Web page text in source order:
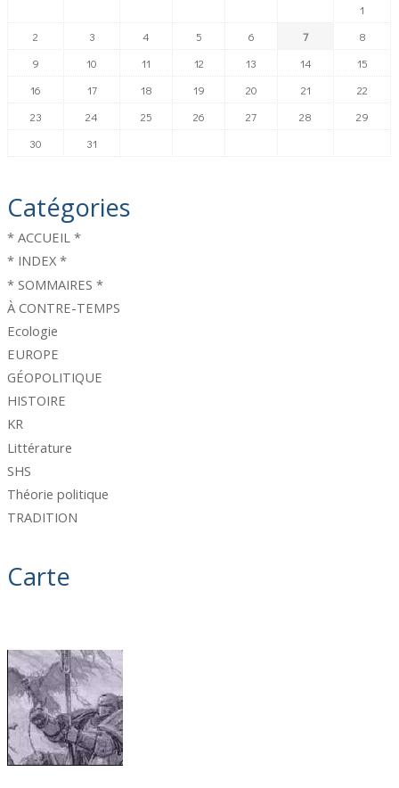
1
2
3 4 5 6 7
8
9
10 11 12 13 14
15
16
17 18 19 20 21
22
23
24 25 26 27 28
29
30
31
Catégories
* ACCUEIL *
* INDEX *
* SOMMAIRES *
À CONTRE-TEMPS
Ecologie
EUROPE
GÉOPOLITIQUE
HISTOIRE
KR
Littérature
SHS
Théorie politique
TRADITION
Carte